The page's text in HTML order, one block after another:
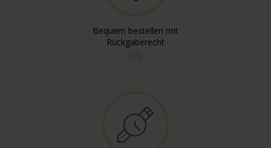
Bequem bestellen mit
Rückgaberecht